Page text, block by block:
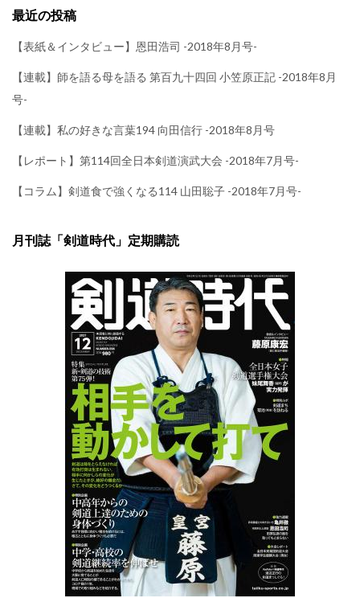
最近の投稿
【表紙＆インタビュー】恩田浩司 -2018年8月号-
【連載】師を語る母を語る 第百九十四回 小笠原正記 -2018年8月
号-
【連載】私の好きな言葉194 向田信行 -2018年8月号
【レポート】第114回全日本剣道演武大会 -2018年7月号-
【コラム】剣道食で強くなる114 山田聡子 -2018年7月号-
月刊誌「剣道時代」定期購読